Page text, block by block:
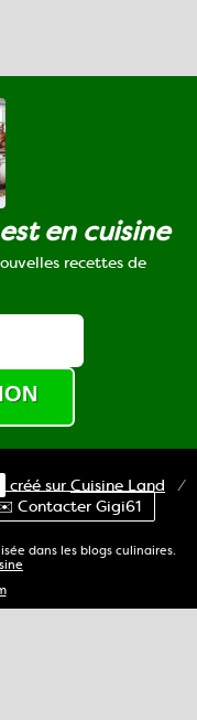
en cuisine
recettes de
créé sur Cuisine Land
⁄
Contacter Gigi61
dans les blogs culinaires.